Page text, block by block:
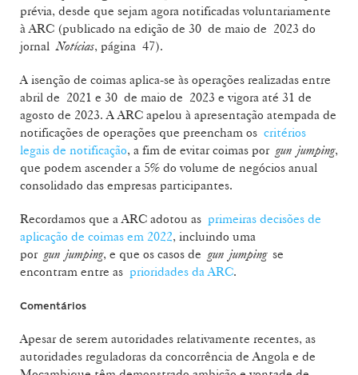
prévia, desde que sejam agora notificadas voluntariamente
à ARC (publicado na edição de 30 de maio de 2023 do
jornalNotícias, página 47).
A isenção de coimas aplica-se às operações realizadas entre
abril de 2021 e 30 de maio de 2023 e vigora até 31 de
agosto de 2023. A ARC apelou à apresentação atempada de
notificações de operações que preencham os critérios
legais de notificação, a fim de evitar coimas por gun jumping,
que podem ascender a 5% do volume de negócios anual
consolidado das empresas participantes.
Recordamos que a ARC adotou as primeiras decisões de
aplicação de coimas em 2022, incluindo uma
por gun jumping, e que os casos de gun jumping se
encontram entre as prioridades da ARC.
Comentários
Apesar de serem autoridades relativamente recentes, as
autoridades reguladoras da concorrência de Angola e de